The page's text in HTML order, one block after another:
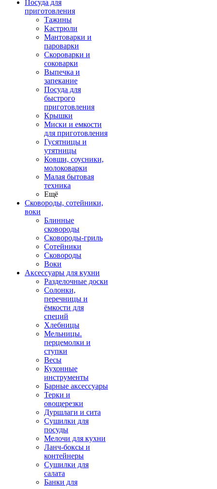
Посуда для
приготовления
Тажины
Кастрюли
Мантоварки и
пароварки
Скороварки и
соковарки
Выпечка и
запекание
Посуда для
быстрого
приготовления
Крышки
Миски и емкости
для приготовления
Гусятницы и
утятницы
Ковши, соусники,
молоковарки
Малая бытовая
техника
Ещё
Сковороды, сотейники,
воки
Блинные
сковороды
Сковороды-гриль
Сотейники
Сковороды
Воки
Аксессуары для кухни
Разделочные доски
Солонки,
перечницы и
ёмкости для
специй
Хлебницы
Мельницы.
перцемолки и
ступки
Весы
Кухонные
инструменты
Барные аксессуары
Терки и
овощерезки
Дуршлаги и сита
Сушилки для
посуды
Мелочи для кухни
Ланч-боксы и
контейнеры
Сушилки для
салата
Банки для